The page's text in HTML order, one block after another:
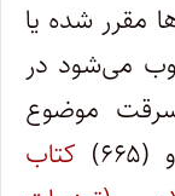
مقرر شده یا
می‌شود در
موضوع
کتاب